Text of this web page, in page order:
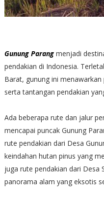
Gunung Parangmenjadi
pendakian di Indonesia.
Barat, gunung ini
serta tantangan pendakian
Ada beberapa rute dan jalur
mencapai puncak Gunung
rute pendakian dari Desa
keindahan hutan pinus yang
juga rute pendakian dari Desa
panorama alam yang eksotis